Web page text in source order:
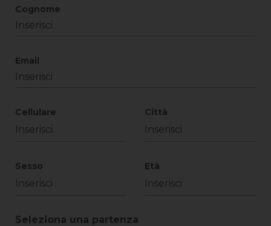
Cognome
Email
Cellulare Città
Sesso Età
Seleziona una partenza